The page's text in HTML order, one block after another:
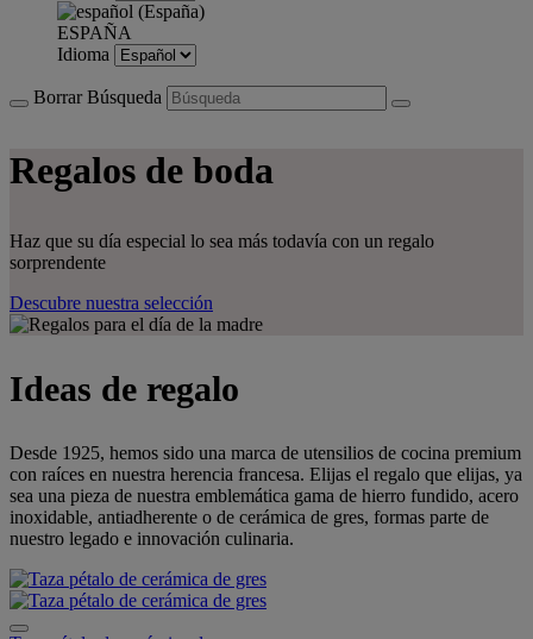
ESPAÑA
Idioma
Borrar Búsqueda
Regalos de boda
Haz que su día especial lo sea más todavía con un regalo
sorprendente
Descubre nuestra selección
Ideas de regalo
Desde 1925, hemos sido una marca de utensilios de cocina premium
con raíces en nuestra herencia francesa. Elijas el regalo que elijas, ya
sea una pieza de nuestra emblemática gama de hierro fundido, acero
inoxidable, antiadherente o de cerámica de gres, formas parte de
nuestro legado e innovación culinaria.